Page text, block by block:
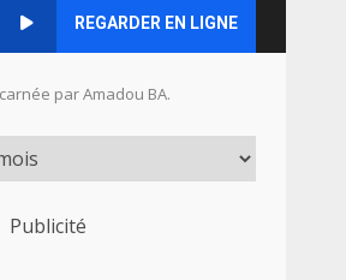
REGARDER EN LIGNE
par Amadou BA.
Publicité